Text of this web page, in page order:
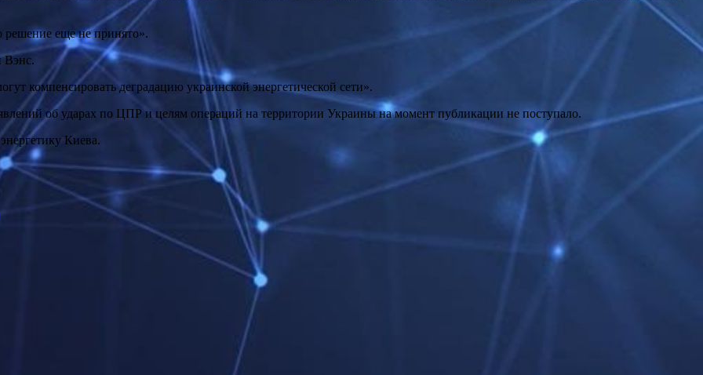
решение еще не принято».
Вэнс.
компенсировать деградацию украинской энергетической сети».
об ударах по ЦПР и целям операций на территории Украины на момент публикации не поступало.
Киева.